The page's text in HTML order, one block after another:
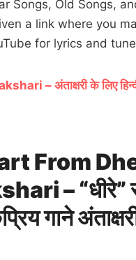
Songs, Old Songs,
a link where you
for lyrics and
– अंताक्षरी के लिए
From
– “धीरे”
गाने